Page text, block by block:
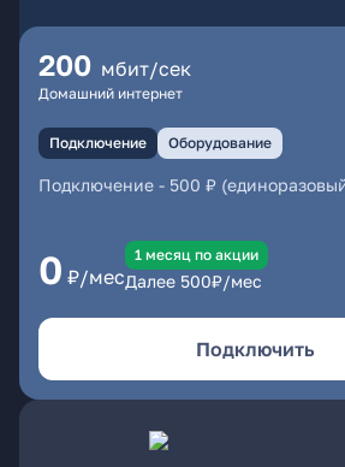
200 мбит/сек
Домашний интернет
Подключение Оборудование
Подключение - 500 ₽
0 ₽/мес
1 месяц по акции
Далее 500₽/мес
Подключить